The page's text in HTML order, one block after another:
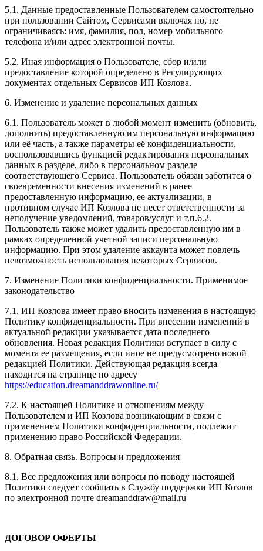
5.1. Данные предоставленные Пользователем самостоятельно
при пользовании Сайтом, Сервисами включая но, не
ограничиваясь: имя, фамилия, пол, номер мобильного
телефона и/или адрес электронной почты.
5.2. Иная информация о Пользователе, сбор и/или
предоставление которой определено в Регулирующих
документах отдельных Сервисов ИП Козлова.
6. Изменение и удаление персональных данных
6.1. Пользователь может в любой момент изменить (обновить,
дополнить) предоставленную им персональную информацию
или её часть, а также параметры её конфиденциальности,
воспользовавшись функцией редактирования персональных
данных в разделе, либо в персональном разделе
соответствующего Сервиса. Пользователь обязан заботится о
своевременности внесения изменений в ранее
предоставленную информацию, ее актуализации, в
противном случае ИП Козлова не несет ответственности за
неполучение уведомлений, товаров/услуг и т.п.6.2.
Пользователь также может удалить предоставленную им в
рамках определенной учетной записи персональную
информацию. При этом удаление аккаунта может повлечь
невозможность использования некоторых Сервисов.
7. Изменение Политики конфиденциальности. Применимое
законодательство
7.1. ИП Козлова имеет право вносить изменения в настоящую
Политику конфиденциальности. При внесении изменений в
актуальной редакции указывается дата последнего
обновления. Новая редакция Политики вступает в силу с
момента ее размещения, если иное не предусмотрено новой
редакцией Политики. Действующая редакция всегда
находится на странице по адресу
https://education.dreamanddrawonline.ru/
7.2. К настоящей Политике и отношениям между
Пользователем и ИП Козлова возникающим в связи с
применением Политики конфиденциальности, подлежит
применению право Российской Федерации.
8. Обратная связь. Вопросы и предложения
8.1. Все предложения или вопросы по поводу настоящей
Политики следует сообщать в Службу поддержки ИП Козлов
по электронной почте dreamanddraw@mail.ru
ДОГОВОР ОФЕРТЫ